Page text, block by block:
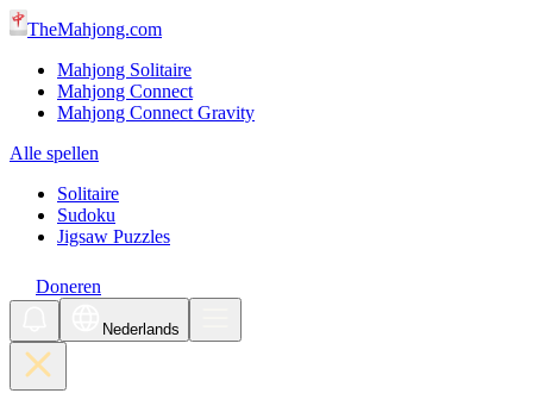
TheMahjong.com
Mahjong Solitaire
Mahjong Connect
Mahjong Connect Gravity
Alle spellen
Solitaire
Sudoku
Jigsaw Puzzles
Doneren
Nederlands